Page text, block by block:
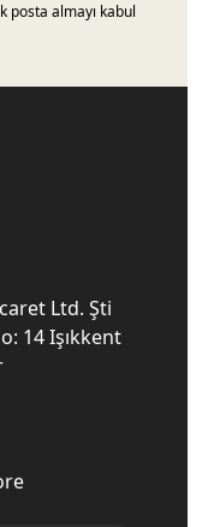
posta almayı kabul
Ltd. Şti
14 Işıkkent